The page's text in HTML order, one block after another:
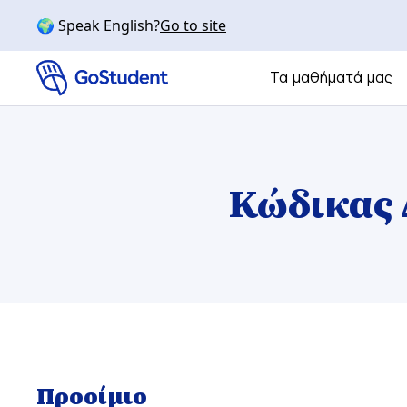
🌍 Speak English?Go to site
Τα μαθήματά μας
Μαθηματικών
Κώδικας
Προοίμιο